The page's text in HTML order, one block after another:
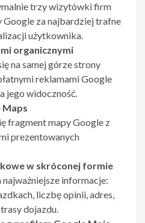
trzy wizytówki firm
za najbardziej trafne
użytkownika.
organicznymi
na samej górze strony
reklamami Google
jego widoczność.
Maps
fragment mapy Google z
prezentowanych
w skróconej formie
informacje:
liczbę opinii, adres,
dojazdu.